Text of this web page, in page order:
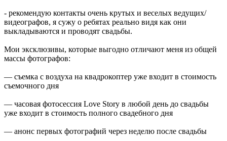
- рекомендую контакты очень крутых и веселых ведущих/
видеографов, я сужу о ребятах реально видя как они
выкладываются и проводят свадьбы.
Мои эксклюзивы, которые выгодно отличают меня из общей
массы фотографов:
— съемка с воздуха на квадрокоптер уже входит в стоимость
съемочного дня
— часовая фотосессия Love Story в любой день до свадьбы
уже входит в стоимость полного свадебного дня
— анонс первых фотографий через неделю после свадьбы